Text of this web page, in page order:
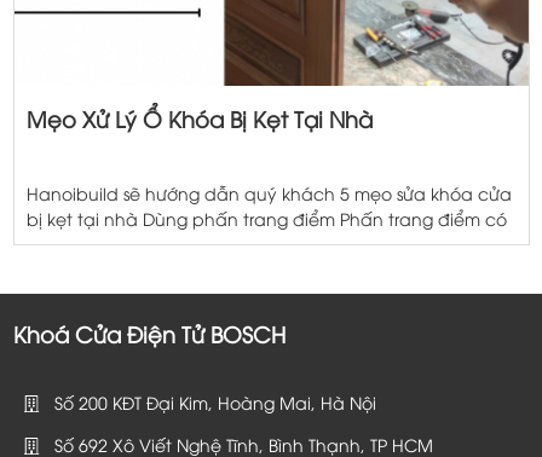
Mẹo Xử Lý Ổ Khóa Bị Kẹt Tại Nhà
Hanoibuild sẽ hướng dẫn quý khách 5 mẹo sửa khóa cửa
bị kẹt tại nhà Dùng phấn trang điểm Phấn trang điểm có
khả năng bôi trơn lẫy khóa bị tắc do khóa rỉ và hút ẩm
bạn mở những ổ khóa bị […]
Khoá Cửa Điện Tử BOSCH
Số 200 KĐT Đại Kim, Hoàng Mai, Hà Nội
Số 692 Xô Viết Nghệ Tĩnh, Bình Thạnh, TP HCM